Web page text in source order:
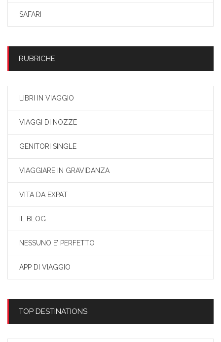
SAFARI
RUBRICHE
LIBRI IN VIAGGIO
VIAGGI DI NOZZE
GENITORI SINGLE
VIAGGIARE IN GRAVIDANZA
VITA DA EXPAT
IL BLOG
NESSUNO E’ PERFETTO
APP DI VIAGGIO
TOP DESTINATIONS